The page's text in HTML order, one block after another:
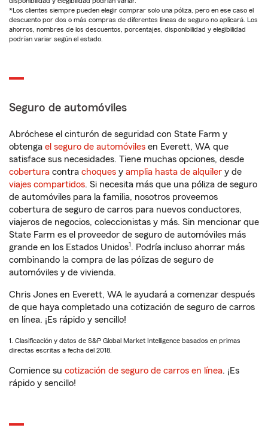
*Los clientes siempre pueden elegir comprar solo una póliza, pero en ese caso el
descuento por dos o más compras de diferentes líneas de seguro no aplicará. Los
ahorros, nombres de los descuentos, porcentajes, disponibilidad y elegibilidad
podrían variar según el estado.
Seguro de automóviles
Abróchese el cinturón de seguridad con State Farm y
obtenga el seguro de automóviles en Everett, WA que
satisface sus necesidades. Tiene muchas opciones, desde
cobertura contra choques y amplia hasta de alquiler y de
viajes compartidos. Si necesita más que una póliza de seguro
de automóviles para la familia, nosotros proveemos
cobertura de seguro de carros para nuevos conductores,
viajeros de negocios, coleccionistas y más. Sin mencionar que
State Farm es el proveedor de seguro de automóviles más
grande en los Estados Unidos1 . Podría incluso ahorrar más
combinando la compra de las pólizas de seguro de
automóviles y de vivienda.
Chris Jones en Everett, WA le ayudará a comenzar después
de que haya completado una cotización de seguro de carros
en línea. ¡Es rápido y sencillo!
1. Clasificación y datos de S&P Global Market Intelligence basados en primas
directas escritas a fecha del 2018.
Comience su cotización de seguro de carros en línea. ¡Es
rápido y sencillo!